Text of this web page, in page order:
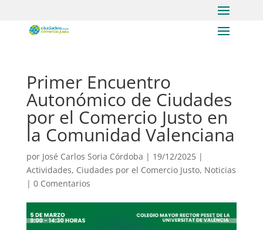
Primer Encuentro
Autonómico de Ciudades
por el Comercio Justo en
la Comunidad Valenciana
por José Carlos Soria Córdoba | 19/12/2025 |
Actividades, Ciudades por el Comercio Justo, Noticias
| 0 Comentarios